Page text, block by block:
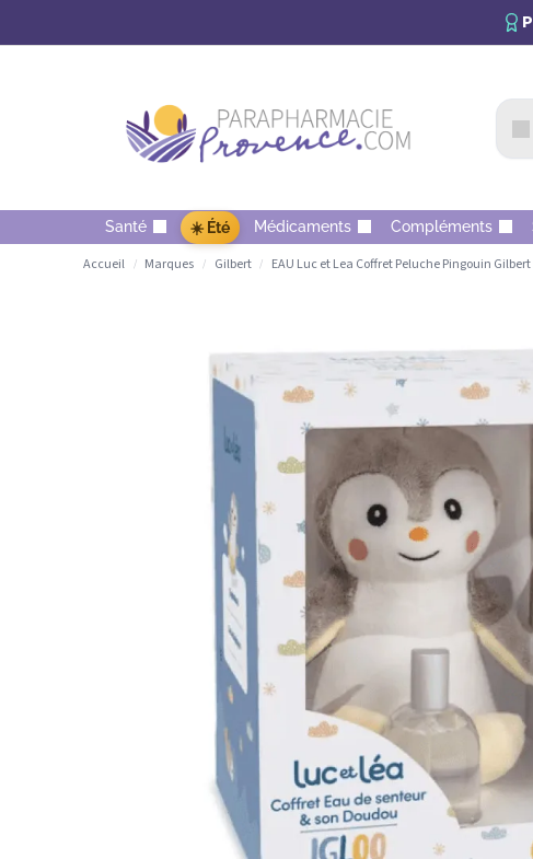
Santé ☀️ Été Médicaments Compléments
Accueil / Marques / Gilbert / EAU Luc et Lea Coffret Peluche Pingouin